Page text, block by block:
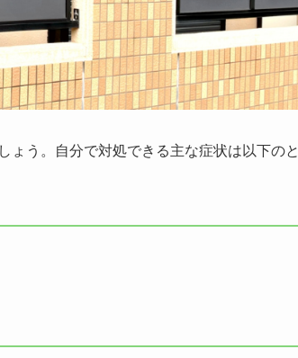
ょう。自分で対処できる主な症状は以下のと